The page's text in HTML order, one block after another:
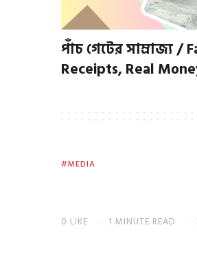
পাঁচ গেটের সাম্রাজ্য /
Receipts, Real
MEDIA
0 LIKE 1 MINUTE READ